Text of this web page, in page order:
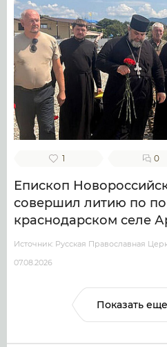
1 0
Епископ
совершил литию по
краснодарском селе
Источник: Русская Православная
07.08.2026
Показать